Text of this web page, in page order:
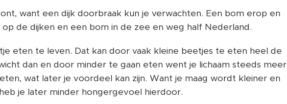
want een dijk doorbraak kun je verwachten. Een bom erop en
de dijken en een bom in de zee en weg half Nederland.
eten te leven. Dat kan door vaak kleine beetjes te eten heel de
dan en door minder te gaan eten went je lichaam steeds meer
wat later je voordeel kan zijn. Want je maag wordt kleiner en
heb je later minder hongergevoel hierdoor.